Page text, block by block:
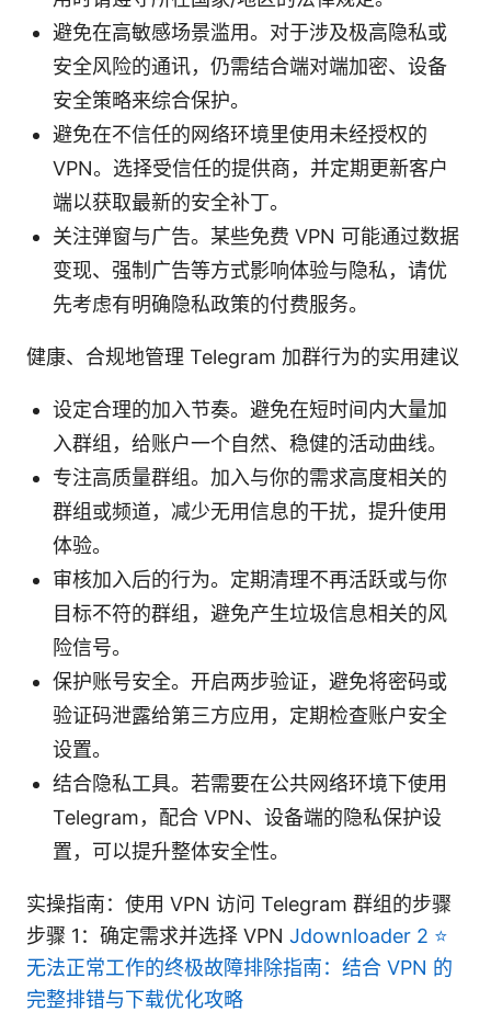
避免在高敏感场景滥用。对于涉及极高隐私或
安全风险的通讯，仍需结合端对端加密、设备
安全策略来综合保护。
避免在不信任的网络环境里使用未经授权的
VPN。选择受信任的提供商，并定期更新客户
端以获取最新的安全补丁。
关注弹窗与广告。某些免费 VPN 可能通过数据
变现、强制广告等方式影响体验与隐私，请优
先考虑有明确隐私政策的付费服务。
健康、合规地管理 Telegram 加群行为的实用建议
设定合理的加入节奏。避免在短时间内大量加
入群组，给账户一个自然、稳健的活动曲线。
专注高质量群组。加入与你的需求高度相关的
群组或频道，减少无用信息的干扰，提升使用
体验。
审核加入后的行为。定期清理不再活跃或与你
目标不符的群组，避免产生垃圾信息相关的风
险信号。
保护账号安全。开启两步验证，避免将密码或
验证码泄露给第三方应用，定期检查账户安全
设置。
结合隐私工具。若需要在公共网络环境下使用
Telegram，配合 VPN、设备端的隐私保护设
置，可以提升整体安全性。
实操指南：使用 VPN 访问 Telegram 群组的步骤
步骤 1：确定需求并选择 VPN Jdownloader 2 ⭐
无法正常工作的终极故障排除指南：结合 VPN 的
完整排错与下载优化攻略